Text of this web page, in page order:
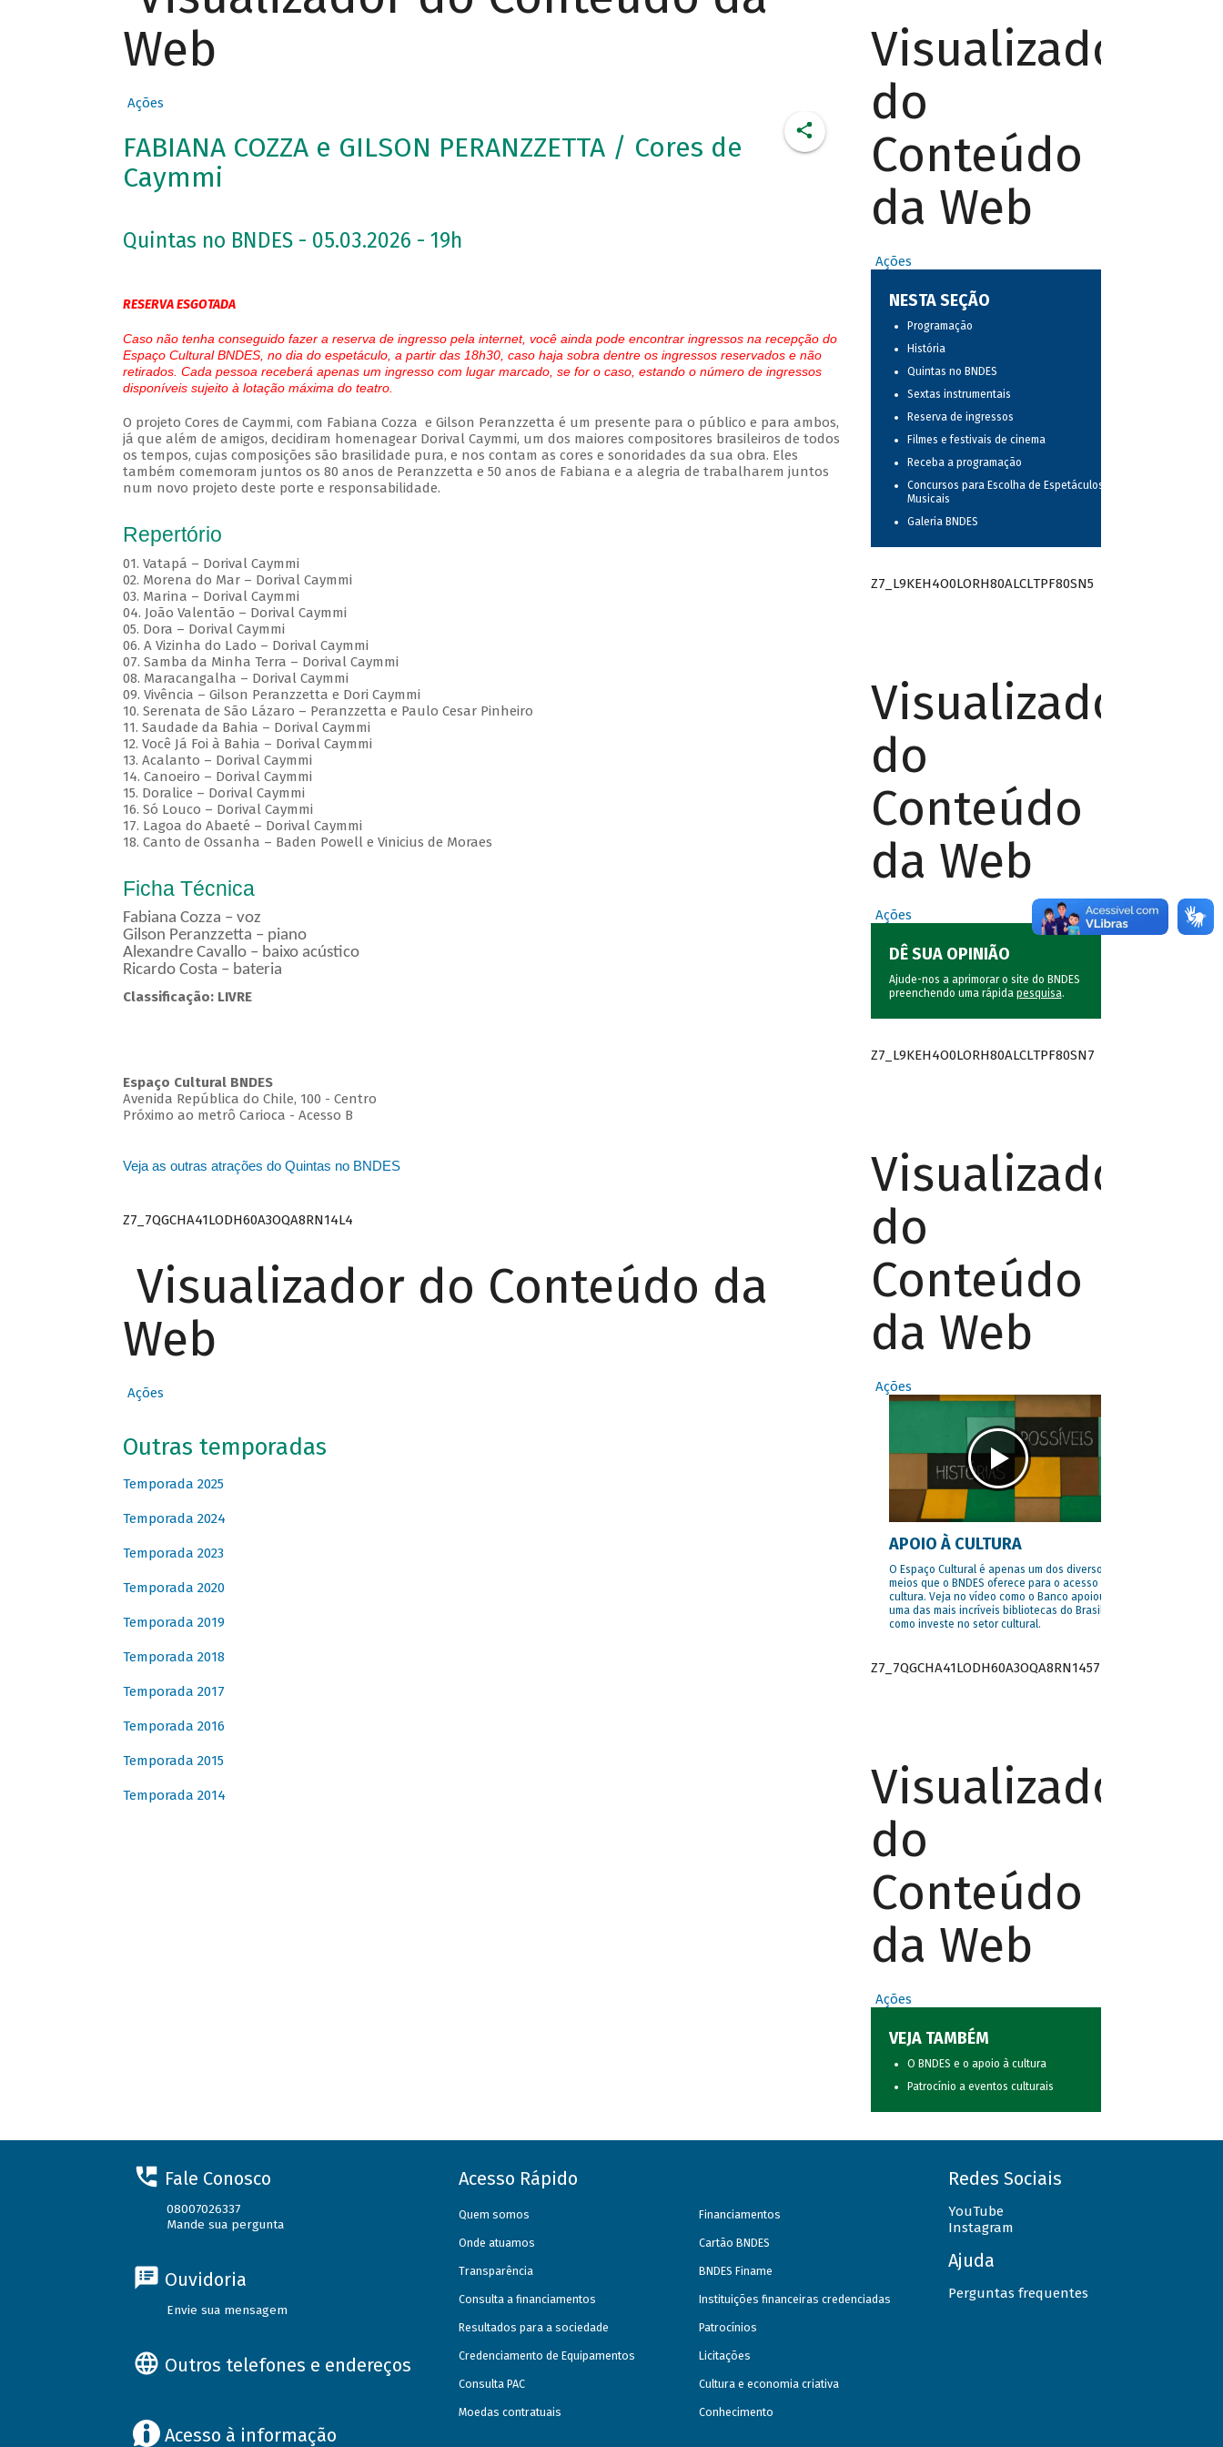
Web
Ações
FABIANA COZZA e GILSON PERANZZETTA / Cores de
Caymmi
Quintas no BNDES - 05.03.2026 - 19h
RESERVA ESGOTADA
Caso não tenha conseguido fazer a reserva de ingresso pela internet, você ainda pode encontrar ingressos na recepção do
Espaço Cultural BNDES, no dia do espetáculo, a partir das 18h30, caso haja sobra dentre os ingressos reservados e não
retirados. Cada pessoa receberá apenas um ingresso com lugar marcado, se for o caso, estando o número de ingressos
disponíveis sujeito à lotação máxima do teatro.
O projeto Cores de Caymmi, com Fabiana Cozza e Gilson Peranzzetta é um presente para o público e para ambos,
já que além de amigos, decidiram homenagear Dorival Caymmi, um dos maiores compositores brasileiros de todos
os tempos, cujas composições são brasilidade pura, e nos contam as cores e sonoridades da sua obra. Eles
também comemoram juntos os 80 anos de Peranzzetta e 50 anos de Fabiana e a alegria de trabalharem juntos
num novo projeto deste porte e responsabilidade.
Repertório
01. Vatapá – Dorival Caymmi
02. Morena do Mar – Dorival Caymmi
03. Marina – Dorival Caymmi
04. João Valentão – Dorival Caymmi
05. Dora – Dorival Caymmi
06. A Vizinha do Lado – Dorival Caymmi
07. Samba da Minha Terra – Dorival Caymmi
08. Maracangalha – Dorival Caymmi
09. Vivência – Gilson Peranzzetta e Dori Caymmi
10. Serenata de São Lázaro – Peranzzetta e Paulo Cesar Pinheiro
11. Saudade da Bahia – Dorival Caymmi
12. Você Já Foi à Bahia – Dorival Caymmi
13. Acalanto – Dorival Caymmi
14. Canoeiro – Dorival Caymmi
15. Doralice – Dorival Caymmi
16. Só Louco – Dorival Caymmi
17. Lagoa do Abaeté – Dorival Caymmi
18. Canto de Ossanha – Baden Powell e Vinicius de Moraes
Ficha Técnica
Fabiana Cozza – voz
Gilson Peranzzetta – piano
Alexandre Cavallo – baixo acústico
Ricardo Costa – bateria
Classificação: LIVRE
Espaço Cultural BNDES
Avenida República do Chile, 100 - Centro
Próximo ao metrô Carioca - Acesso B
Veja as outras atrações do Quintas no BNDES
Z7_7QGCHA41LODH60A3OQA8RN14L4
Visualizador do Conteúdo da
Web
Ações
Outras temporadas
Temporada 2025
Temporada 2024
Temporada 2023
Temporada 2020
Temporada 2019
Temporada 2018
Temporada 2017
Temporada 2016
Temporada 2015
Temporada 2014
Visualizador
do
Conteúdo
da Web
Ações
NESTA SEÇÃO
Programação
História
Quintas no BNDES
Sextas instrumentais
Reserva de ingressos
Filmes e festivais de cinema
Receba a programação
Concursos para Escolha de Espetáculos
Musicais
Galeria BNDES
Z7_L9KEH4O0LORH80ALCLTPF80SN5
Visualizador
do
Conteúdo
da Web
Ações
DÊ SUA OPINIÃO
Ajude-nos a aprimorar o site do BNDES
preenchendo uma rápida pesquisa.
Z7_L9KEH4O0LORH80ALCLTPF80SN7
Visualizador
do
Conteúdo
da Web
Ações
APOIO À CULTURA
O Espaço Cultural é apenas um dos diversos
meios que o BNDES oferece para o acesso à
cultura. Veja no vídeo como o Banco apoiou
uma das mais incríveis bibliotecas do Brasil e
como investe no setor cultural.
Z7_7QGCHA41LODH60A3OQA8RN1457
Visualizador
do
Conteúdo
da Web
Ações
VEJA TAMBÉM
O BNDES e o apoio à cultura
Patrocínio a eventos culturais
Fale Conosco
08007026337
Mande sua pergunta
Ouvidoria
Envie sua mensagem
Outros telefones e endereços
Acesso à informação
Acesso Rápido
Quem somos
Onde atuamos
Transparência
Consulta a financiamentos
Resultados para a sociedade
Credenciamento de Equipamentos
Consulta PAC
Moedas contratuais
Financiamentos
Cartão BNDES
BNDES Finame
Instituições financeiras credenciadas
Patrocínios
Licitações
Cultura e economia criativa
Conhecimento
Redes Sociais
YouTube
Instagram
Ajuda
Perguntas frequentes